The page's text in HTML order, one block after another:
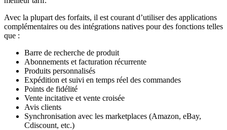
Avec la plupart des forfaits, il est courant d’utiliser des applications
complémentaires ou des intégrations natives pour des fonctions telles
que :
Barre de recherche de produit
Abonnements et facturation récurrente
Produits personnalisés
Expédition et suivi en temps réel des commandes
Points de fidélité
Vente incitative et vente croisée
Avis clients
Synchronisation avec les marketplaces (Amazon, eBay,
Cdiscount, etc.)